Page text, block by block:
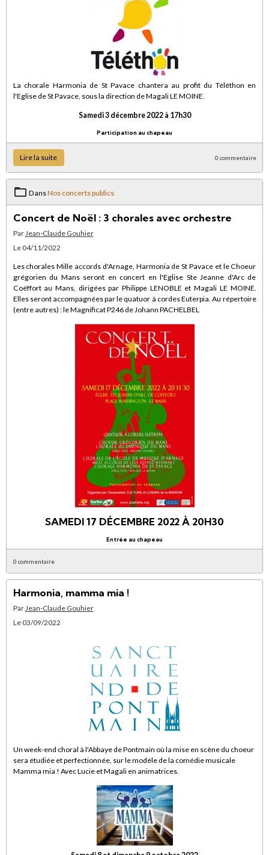
La chorale Harmonia de St Pavace chantera au profit du Téléthon en
l'Eglise de St Pavace, sous la direction de Magali LE MOINE.
Samedi 3 décembre 2022 à 17h30
Participation au chapeau
Lire la suite 0 commentaire
DansNos concerts publics
Concert de Noël : 3 chorales avec orchestre
Par Jean-Claude Gouhier
Le 04/11/2022
Les chorales Mille accords d'Arnage, Harmonia de St Pavace et le Choeur
grégorien du Mans seront en concert en l'Eglise Ste Jeanne d'Arc de
Coëffort au Mans, dirigées par Philippe LENOBLE et Magali LE MOINE.
Elles seront accompagnées par le quatuor à cordes Euterpia. Au répertoire
(entre autres) : le Magnificat P246 de Johann PACHELBEL
SAMEDI 17 DÉCEMBRE 2022 À 20H30
Entrée au chapeau
0 commentaire
Harmonia, mamma mia !
Par Jean-Claude Gouhier
Le 03/09/2022
Un week-end choral à l'Abbaye de Pontmain où la mise en scène du choeur
sera étudiée et perfectionnée, sur le modèle de la comédie musicale
Mamma mia ! Avec Lucie et Magali en animatrices.